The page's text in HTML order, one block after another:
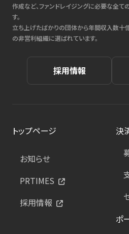
作成など、ファンドレイジングに必要な全
す。
立ち上げたばかりの団体から年間収入数十
の非営利組織に選ばれています。
採用情報
トップページ
お知らせ
PRTIMES
採用情報
決
ポ